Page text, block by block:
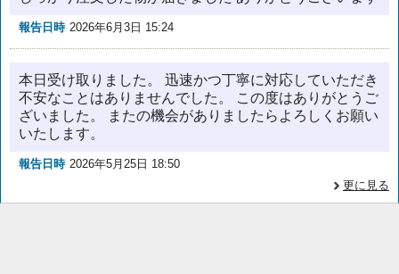
報告日時 2026年6月3日 15:24
本日受け取りました。 迅速かつ丁寧に対応していただき
不安なことはありませんでした。 この度はありがとうご
ざいました。 またの機会がありましたらよろしくお願い
いたします。
報告日時 2026年5月25日 18:50
更に見る